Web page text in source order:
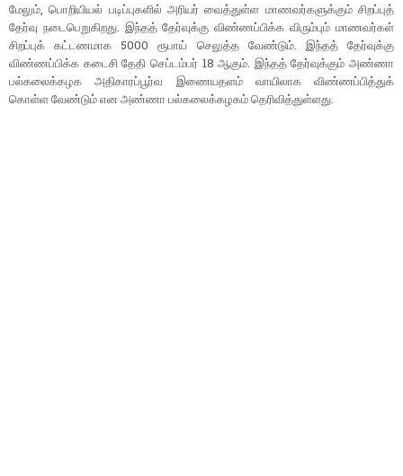
மேலும், பொறியியல் படிப்புகளில் அரியர் வைத்துள்ள மாணவர்களுக்கும் சிறப்புத்
தேர்வு நடைபெறுகிறது. இந்தத் தேர்வுக்கு விண்ணப்பிக்க விரும்பும் மாணவர்கள்
சிறப்புக் கட்டணமாக 5000 ரூபாய் செலுத்த வேண்டும். இந்தத் தேர்வுக்கு
விண்ணப்பிக்க கடைசி தேதி செப்டம்பர் 18 ஆகும். இந்தத் தேர்வுக்கும் அண்ணா
பல்கலைக்கழக அதிகாரப்பூர்வ இணையதளம் வாயிலாக விண்ணப்பித்துக்
கொள்ள வேண்டும் என அண்ணா பல்கலைக்கழகம் தெரிவித்துள்ளது.